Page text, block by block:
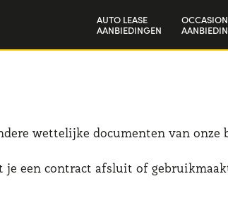
AUTO LEASE
AANBIEDINGEN
wettelijke documenten van onze
je een contract afsluit of